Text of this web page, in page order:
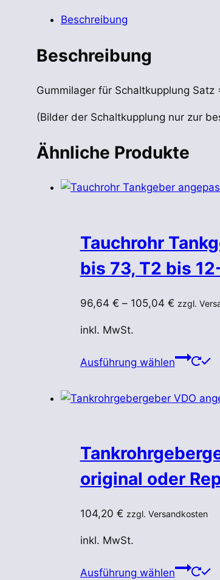
MengeBeschreibung
Beschreibung
Gummilager für Schaltkupplung Satz
(Bilder der Schaltkupplung nur zur
Ähnliche Produkte
Tauchrohr
bis 73, T2 bis
96,64 € – 105,04 € zzgl.
inkl. MwSt.
Ausführung wählen
original oder
104,20 € zzgl. Versandkosten
inkl. MwSt.
Ausführung wählen